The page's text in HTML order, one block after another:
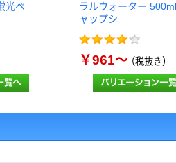
光ペ
ラルウォーター
ャップシ…
￥961～（税抜き）